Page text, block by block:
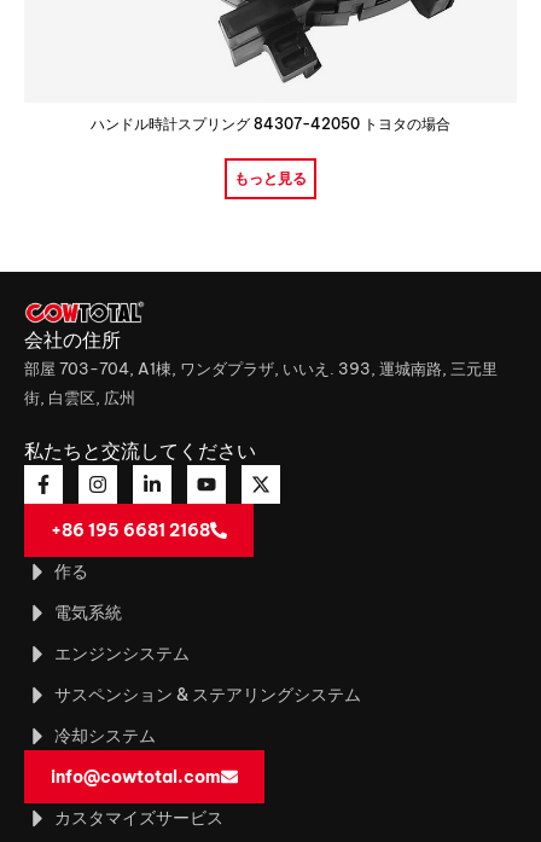
ハンドル時計スプリング 84307-42050 トヨタの場合
もっと見る
会社の住所
部屋 703-704, A1棟, ワンダプラザ, いいえ. 393, 運城南路, 三元里
街, 白雲区, 広州
私たちと交流してください
+86 195 6681 2168
作る
電気系統
エンジンシステム
サスペンション & ステアリングシステム
冷却システム
info@cowtotal.com
カスタマイズサービス